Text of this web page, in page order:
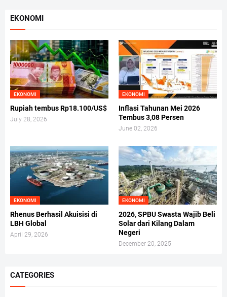
EKONOMI
EKONOMI
Rupiah tembus Rp18.100/US$
July 28, 2026
EKONOMI
Inflasi Tahunan Mei 2026
Tembus 3,08 Persen
June 02, 2026
EKONOMI
Rhenus Berhasil Akuisisi di
LBH Global
April 29, 2026
EKONOMI
2026, SPBU Swasta Wajib Beli
Solar dari Kilang Dalam
Negeri
December 20, 2025
CATEGORIES